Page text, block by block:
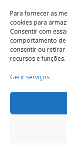
Para fornecer as
cookies para
Consentir com
comportamento de
consentir ou
recursos e funções.
Gerir serviços
Termos e
os